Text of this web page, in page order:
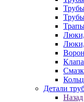
Детали
Назад